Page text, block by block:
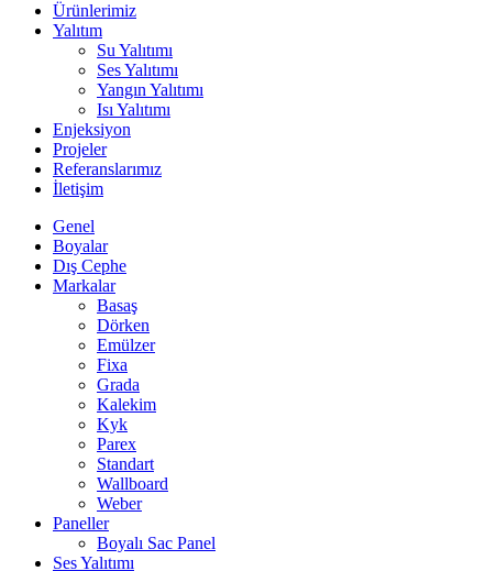
Ürünlerimiz
Yalıtım
Su Yalıtımı
Ses Yalıtımı
Yangın Yalıtımı
Isı Yalıtımı
Enjeksiyon
Projeler
Referanslarımız
İletişim
Genel
Boyalar
Dış Cephe
Markalar
Basaş
Dörken
Emülzer
Fixa
Grada
Kalekim
Kyk
Parex
Standart
Wallboard
Weber
Paneller
Boyalı Sac Panel
Ses Yalıtımı